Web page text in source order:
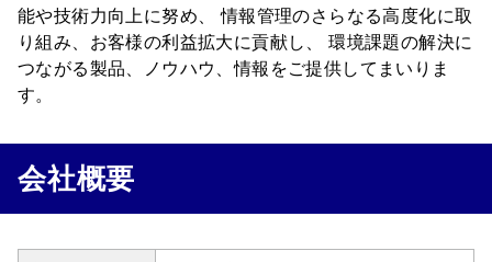
能や技術力向上に努め、
情報管理のさらなる高度化に取
り組み、お客様の利益拡大に貢献し、
環境課題の解決に
つながる製品、ノウハウ、情報をご提供してまいりま
す。
会社概要